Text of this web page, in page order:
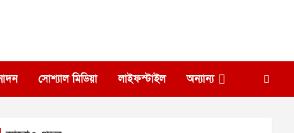
সোশ্যাল মিডিয়া লাইফস্টাইল অন্যান্য